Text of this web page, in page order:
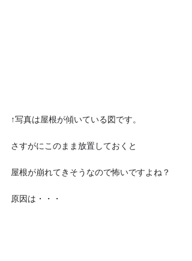
↑写真は屋根が傾いている図です。
さすがにこのまま放置しておくと
屋根が崩れてきそうなので怖いですよね？
原因は・・・